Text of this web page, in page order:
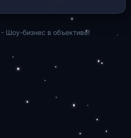
- Шоу-бизнес в объективе!